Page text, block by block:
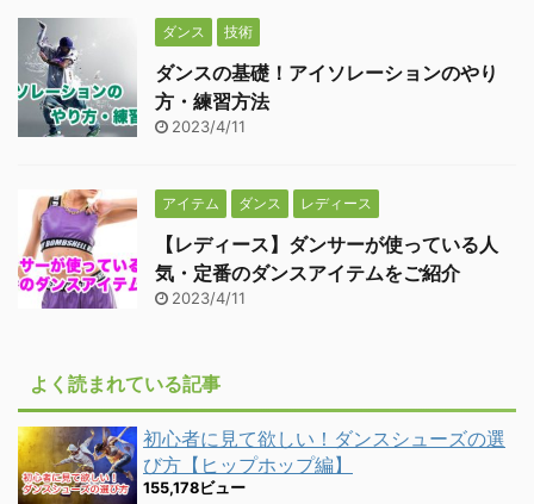
ダンス 技術
ダンスの基礎！アイソレーションのやり
方・練習方法
2023/4/11
アイテム ダンス レディース
【レディース】ダンサーが使っている人
気・定番のダンスアイテムをご紹介
2023/4/11
よく読まれている記事
初心者に見て欲しい！ダンスシューズの選
び方【ヒップホップ編】
155,178ビュー